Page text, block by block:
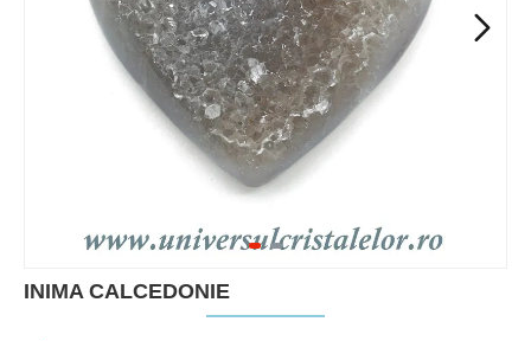
INIMA CALCEDONIE